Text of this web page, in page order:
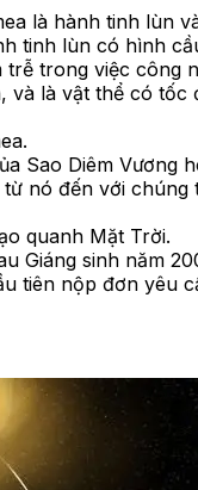
là hành tinh lùn
tinh lùn có hình
trong việc công
là vật thể có
Sao Diêm Vương
nó đến với chúng
quanh Mặt Trời.
Giáng sinh năm
tiên nộp đơn yêu